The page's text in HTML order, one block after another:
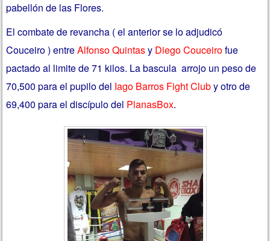
pabellón de las Flores.
El combate de revancha ( el anterior se lo adjudicó
Couceiro ) entreAlfonso Quintasy Diego Couceirofue
pactado al limite de 71 kilos. La basculaarrojo un peso de
70,500 para el pupilo del Iago Barros Fight Cluby otro de
69,400 para el discípulo del PlanasBox.